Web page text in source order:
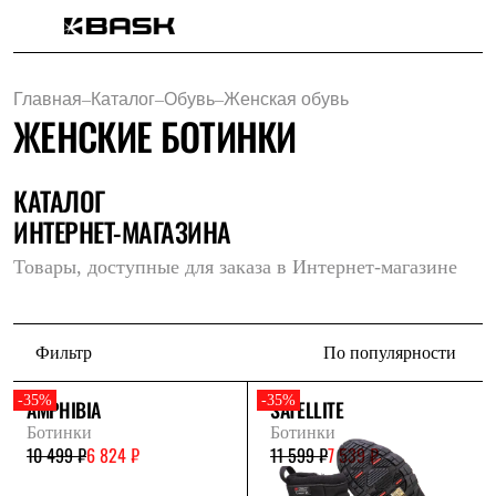
Мужская одежда
Утепленная пухом
Куртки
Жилеты
Комбинезоны
Утепленная синтетикой
Брюки
Софтшелл одежда
Куртки
Брюки
Флисовая одежда
Куртки
Брюки
Главная–Каталог–Обувь–Женская обувь
ЖЕНСКИЕ БОТИНКИ
КАТАЛОГ
ИНТЕРНЕТ-МАГАЗИНА
Товары, доступные для заказа в Интернет-магазине
Фильтр По популярности
-35%
AMPHIBIA
Ботинки
10 499 ₽6 824 ₽
-35%
SATELLITE
Ботинки
11 599 ₽7 539 ₽